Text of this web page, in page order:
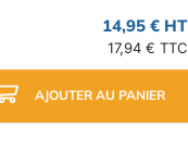
14,95 € HT
17,94 € TTC
AJOUTER AU PANIER